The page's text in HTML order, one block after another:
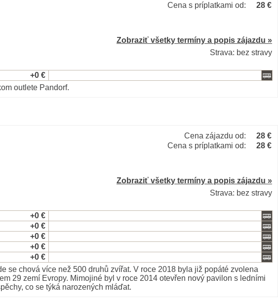
Cena s príplatkami od:
28 €
Zobraziť všetky termíny a popis zájazdu »
Strava: bez stravy
+0 €
outlete Pandorf.
Cena zájazdu od:
28 €
Cena s príplatkami od:
28 €
Zobraziť všetky termíny a popis zájazdu »
Strava: bez stravy
+0 €
+0 €
+0 €
+0 €
+0 €
se chová více než 500 druhů zvířat. V roce 2018 byla již popáté zvolena
29 zemí Evropy. Mimojiné byl v roce 2014 otevřen nový pavilon s ledními
co se týká narozených mláďat.